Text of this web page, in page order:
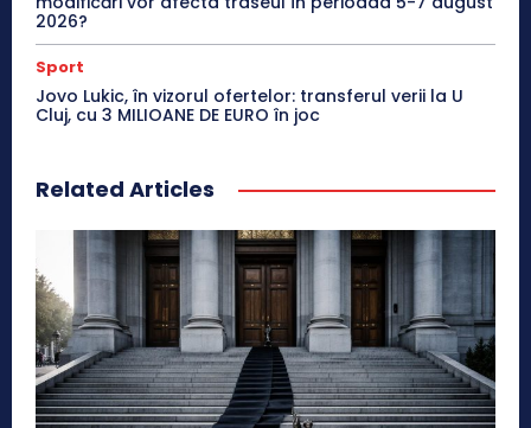
2026?
Sport
Jovo Lukic, în vizorul ofertelor: transferul verii la U
Cluj, cu 3 MILIOANE DE EURO în joc
Related Articles